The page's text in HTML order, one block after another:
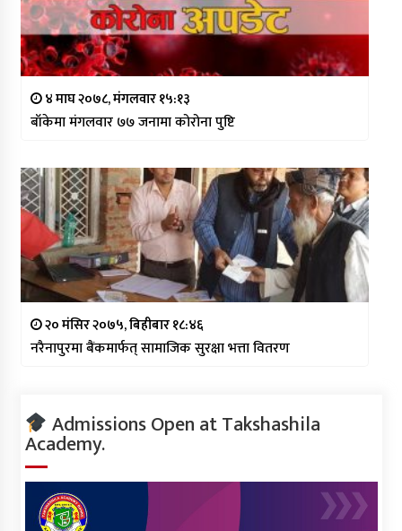
४ माघ २०७८, मंगलवार १५:१३
बाँकेमा मंगलवार ७७ जनामा कोरोना पुष्टि
२० मंसिर २०७५, बिहीबार १८:४६
नरैनापुरमा बैंकमार्फत् सामाजिक सुरक्षा भत्ता वितरण
Admissions Open at Takshashila
Academy.